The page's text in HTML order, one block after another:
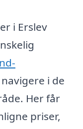
i Erslev
i de
Her får
priser,